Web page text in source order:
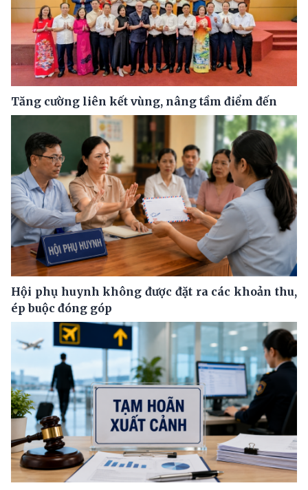
Tăng cường liên kết vùng, nâng tầm điểm đến
Hội phụ huynh không được đặt ra các khoản thu,
ép buộc đóng góp